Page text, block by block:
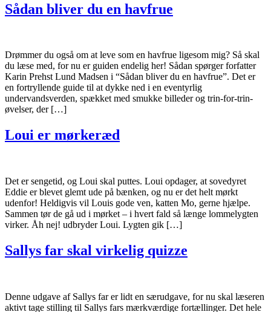
Sådan bliver du en havfrue
Drømmer du også om at leve som en havfrue ligesom mig? Så skal
du læse med, for nu er guiden endelig her! Sådan spørger forfatter
Karin Prehst Lund Madsen i “Sådan bliver du en havfrue”. Det er
en fortryllende guide til at dykke ned i en eventyrlig
undervandsverden, spækket med smukke billeder og trin-for-trin-
øvelser, der […]
Loui er mørkeræd
Det er sengetid, og Loui skal puttes. Loui opdager, at sovedyret
Eddie er blevet glemt ude på bænken, og nu er det helt mørkt
udenfor! Heldigvis vil Louis gode ven, katten Mo, gerne hjælpe.
Sammen tør de gå ud i mørket – i hvert fald så længe lommelygten
virker. Åh nej! udbryder Loui. Lygten gik […]
Sallys far skal virkelig quizze
Denne udgave af Sallys far er lidt en særudgave, for nu skal læseren
aktivt tage stilling til Sallys fars mærkværdige fortællinger. Det hele